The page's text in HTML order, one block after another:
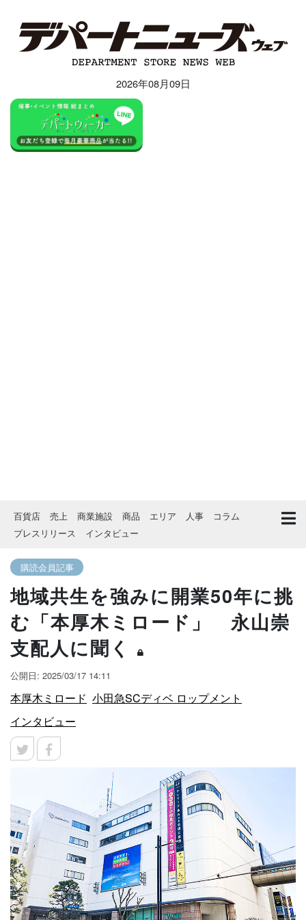
2026年08月09日
百貨店 売上 商業施設 商品 エリア 人事
コラム
プレスリリース
インタビュー
購読会員記事
地域共生を強みに開業50年に挑
む「本厚木ミロード」 永山崇
支配人に聞く
公開日: 2025/03/17 14:11
本厚木ミロード 小田急SCディベ ロップメント
インタビュー